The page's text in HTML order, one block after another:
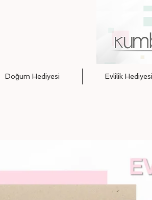
Doğum Hediyesi Evlilik Hediyesi